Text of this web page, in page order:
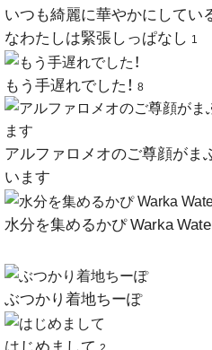
いつも綺麗に華やかにしてい
なわたしは緊張しっぱなし 1
もう手遅れでした！ 8
アルファロメオのご尊顔がま
います
水分を集めるかぴ Warka
ぶつかり着地ちーぽ
はじめまして